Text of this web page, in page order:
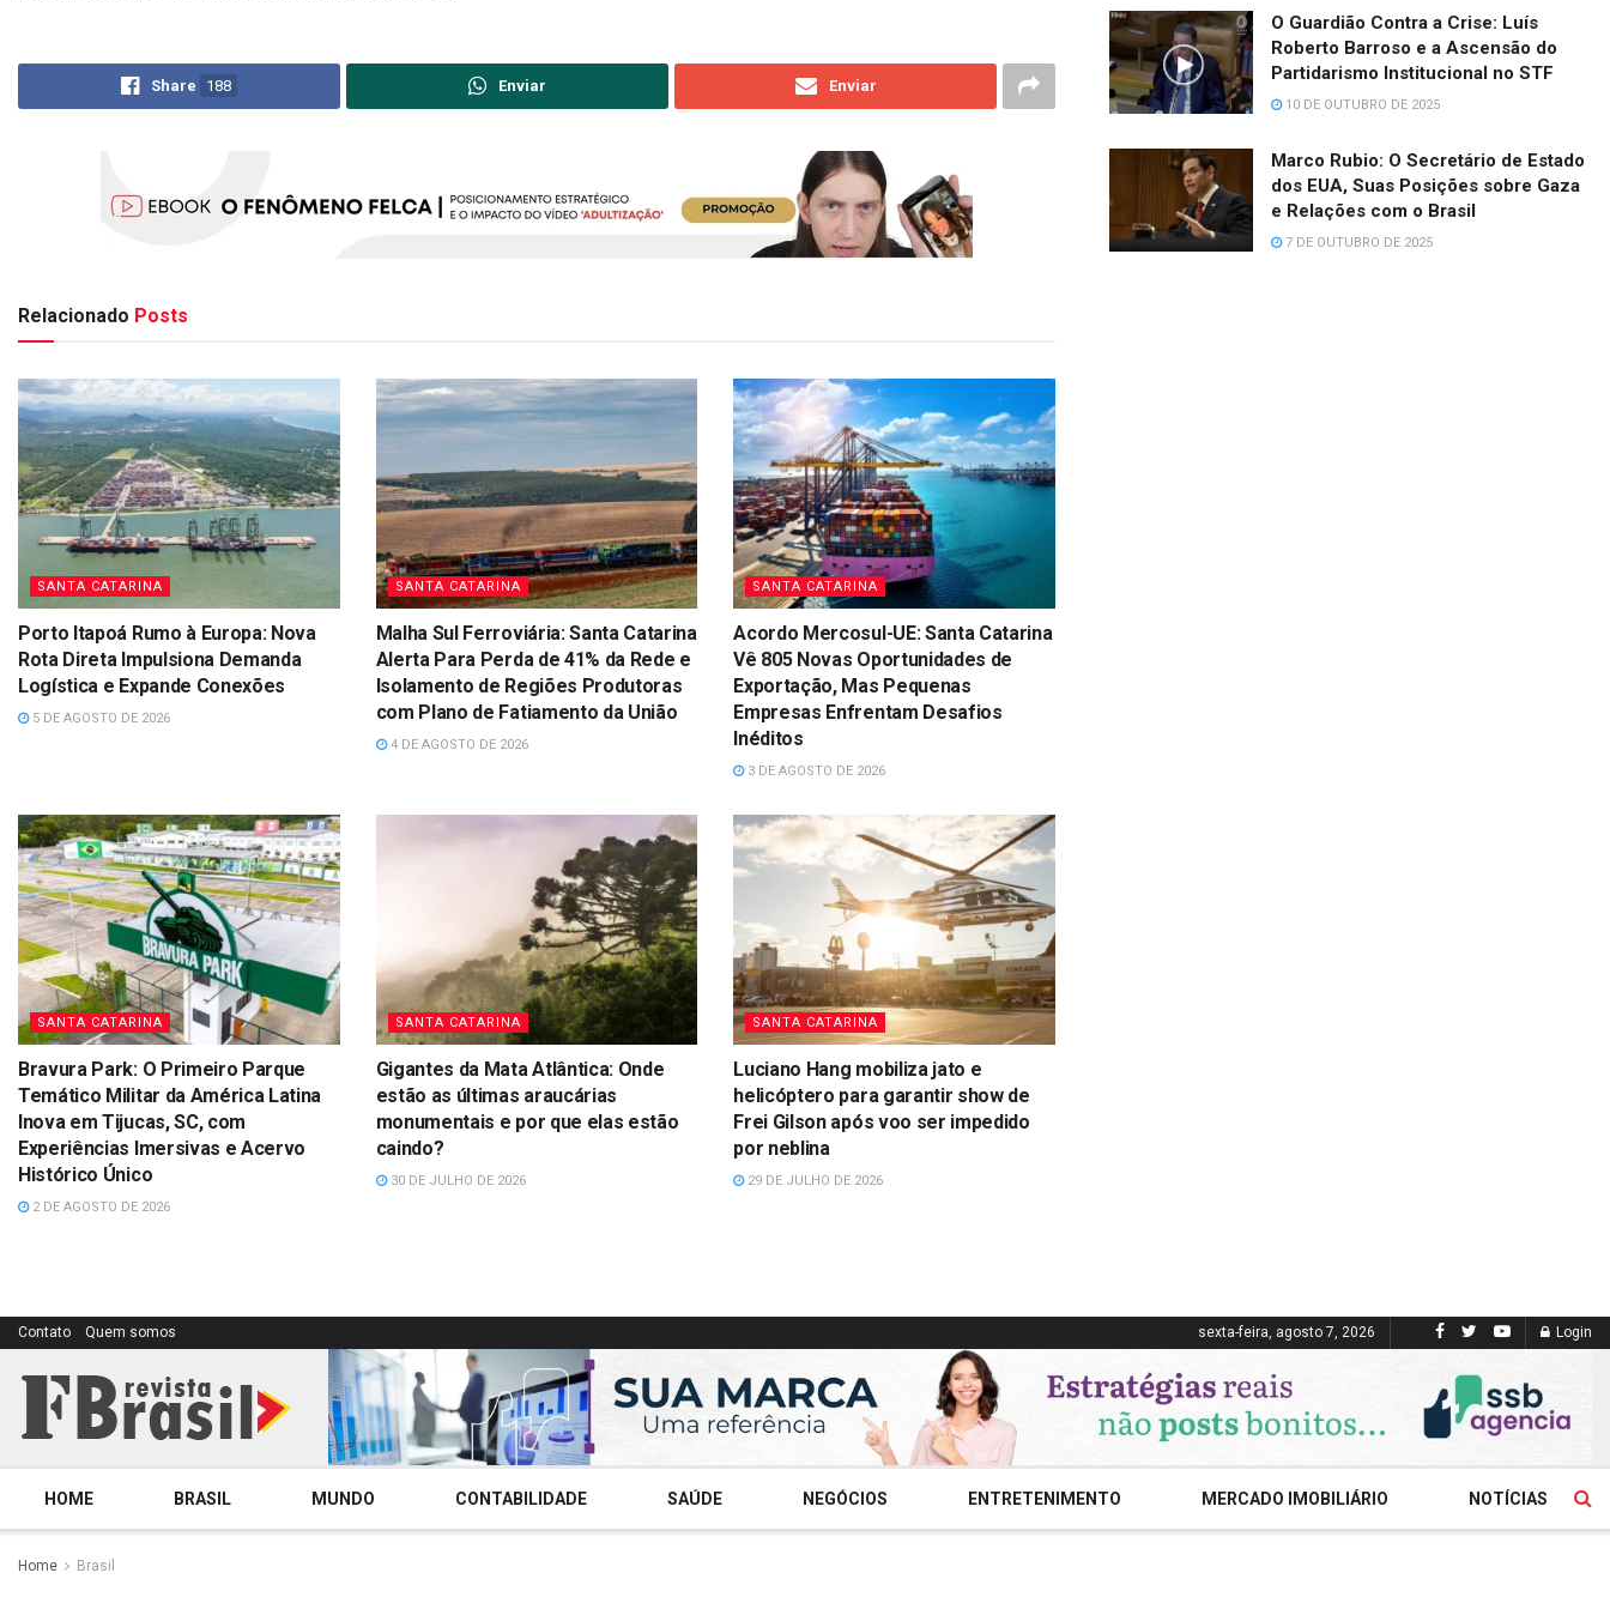
Share 188 Enviar Enviar
Relacionado Posts
SANTA CATARINA
Porto Itapoá Rumo à Europa: Nova
Rota Direta Impulsiona Demanda
Logística e Expande Conexões
5 DE AGOSTO DE 2026
SANTA CATARINA
Malha Sul Ferroviária: Santa Catarina
Alerta Para Perda de 41% da Rede e
Isolamento de Regiões Produtoras
com Plano de Fatiamento da União
4 DE AGOSTO DE 2026
SANTA CATARINA
Acordo Mercosul-UE: Santa Catarina
Vê 805 Novas Oportunidades de
Exportação, Mas Pequenas
Empresas Enfrentam Desafios
Inéditos
3 DE AGOSTO DE 2026
SANTA CATARINA
Bravura Park: O Primeiro Parque
Temático Militar da América Latina
Inova em Tijucas, SC, com
Experiências Imersivas e Acervo
Histórico Único
2 DE AGOSTO DE 2026
SANTA CATARINA
Gigantes da Mata Atlântica: Onde
estão as últimas araucárias
monumentais e por que elas estão
caindo?
30 DE JULHO DE 2026
SANTA CATARINA
Luciano Hang mobiliza jato e
helicóptero para garantir show de
Frei Gilson após voo ser impedido
por neblina
29 DE JULHO DE 2026
O Guardião Contra a Crise: Luís
Roberto Barroso e a Ascensão do
Partidarismo Institucional no STF
10 DE OUTUBRO DE 2025
Marco Rubio: O Secretário de Estado
dos EUA, Suas Posições sobre Gaza
e Relações com o Brasil
7 DE OUTUBRO DE 2025
Contato Quem somos sexta-feira, agosto 7, 2026 Login
HOME BRASIL MUNDO CONTABILIDADE SAÚDE NEGÓCIOS ENTRETENIMENTO MERCADO IMOBILIÁRIO NOTÍCIAS
Home Brasil